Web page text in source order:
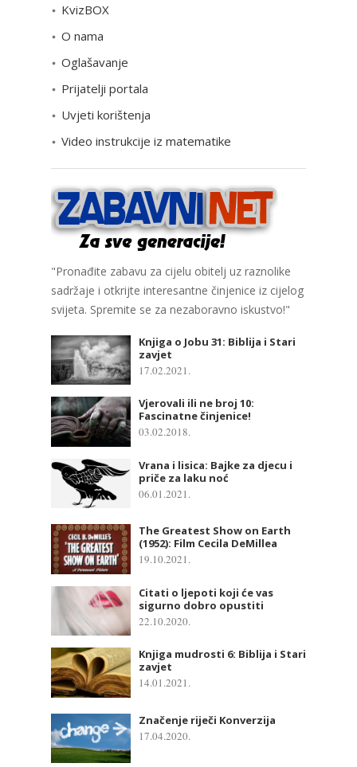
g
i
j
KvizBOX
O nama
Oglašavanje
Prijatelji portala
Uvjeti korištenja
Video instrukcije iz matematike
"Pronađite zabavu za cijelu obitelj uz raznolike
sadržaje i otkrijte interesantne činjenice iz cijelog
svijeta. Spremite se za nezaboravno iskustvo!"
Knjiga o Jobu 31: Biblija i Stari
zavjet
17.02.2021.
Vjerovali ili ne broj 10:
Fascinatne činjenice!
03.02.2018.
Vrana i lisica: Bajke za djecu i
priče za laku noć
06.01.2021.
The Greatest Show on Earth
(1952): Film Cecila DeMillea
19.10.2021.
Citati o ljepoti koji će vas
sigurno dobro opustiti
22.10.2020.
Knjiga mudrosti 6: Biblija i Stari
zavjet
14.01.2021.
Značenje riječi Konverzija
17.04.2020.